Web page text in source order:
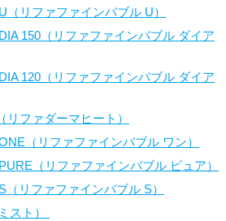
（リファファインバブル U）
150（リファファインバブル ダイア
120（リファファインバブル ダイア
リファダーマヒート）
（リファファインバブル ワン）
（リファファインバブル ピュア）
リファファインバブル S）
スト）